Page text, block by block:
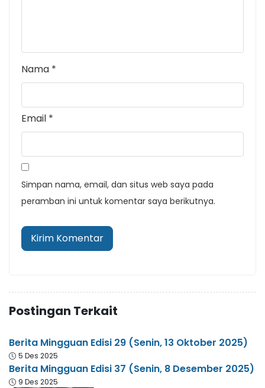
Nama *
Email *
Simpan nama, email, dan situs web saya pada
peramban ini untuk komentar saya berikutnya.
Postingan Terkait
Berita Mingguan Edisi 29 (Senin, 13 Oktober 2025)
5 Des 2025
Berita Mingguan Edisi 37 (Senin, 8 Desember 2025)
9 Des 2025